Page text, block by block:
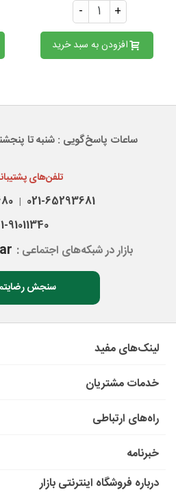
- +
افزودن به سبد خرید
ساعات پاسخ‌گویی : شنبه تا پنجشنبه از
تلفن‌های
021-65293681
|
91011340
بازار در شبکه‌های اجتماعی :
سنجش
لینک‌های مفید
خدمات مشتریان
راه‌های ارتباطی
خبرنامه
درباره‌ فروشگاه اینترنتی بازار